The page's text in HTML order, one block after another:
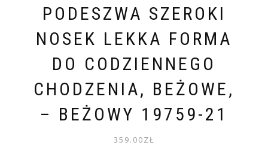
PODESZWA SZEROKI
NOSEK LEKKA FORMA
DO CODZIENNEGO
CHODZENIA, BEŻOWE,
– BEŻOWY 19759-21
359.00ZŁ